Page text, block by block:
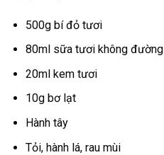
500g bí đỏ tươi
80ml sữa tươi không đường
20ml kem tươi
10g bơ lạt
Hành tây
Tỏi, hành lá, rau mùi